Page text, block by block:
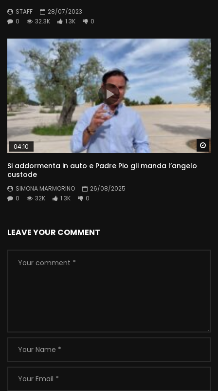
STAFF
28/07/2023
0
32.3K 1.3K 0
04:10
Si addormenta in auto e Padre Pio gli manda l’angelo
custode
SIMONA MARMORINO
26/08/2025
0
32K 1.3K 0
LEAVE YOUR COMMENT